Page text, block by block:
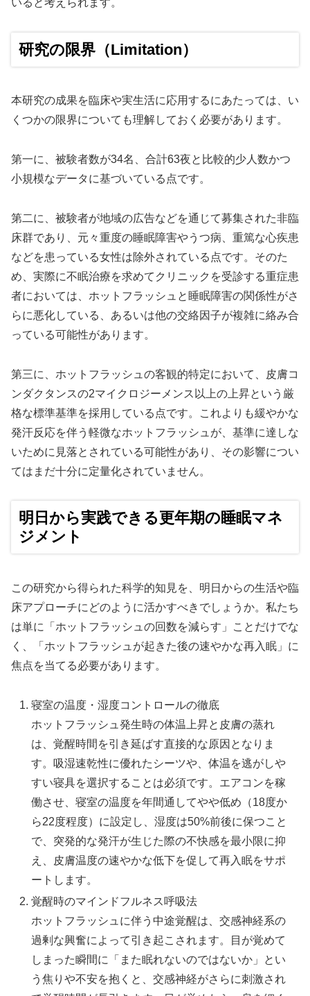
研究の限界（Limitation）
本研究の成果を臨床や実生活に応用するにあたっては、い
くつかの限界についても理解しておく必要があります。
第一に、被験者数が34名、合計63夜と比較的少人数かつ
小規模なデータに基づいている点です。
第二に、被験者が地域の広告などを通じて募集された非臨
床群であり、元々重度の睡眠障害やうつ病、重篤な心疾患
などを患っている女性は除外されている点です。そのた
め、実際に不眠治療を求めてクリニックを受診する重症患
者においては、ホットフラッシュと睡眠障害の関係性がさ
らに悪化している、あるいは他の交絡因子が複雑に絡み合
っている可能性があります。
第三に、ホットフラッシュの客観的特定において、皮膚コ
ンダクタンスの2マイクロジーメンス以上の上昇という厳
格な標準基準を採用している点です。これよりも緩やかな
発汗反応を伴う軽微なホットフラッシュが、基準に達しな
いために見落とされている可能性があり、その影響につい
てはまだ十分に定量化されていません。
明日から実践できる更年期の睡眠マネ
ジメント
この研究から得られた科学的知見を、明日からの生活や臨
床アプローチにどのように活かすべきでしょうか。私たち
は単に「ホットフラッシュの回数を減らす」ことだけでな
く、「ホットフラッシュが起きた後の速やかな再入眠」に
焦点を当てる必要があります。
寝室の温度・湿度コントロールの徹底
ホットフラッシュ発生時の体温上昇と皮膚の蒸れ
は、覚醒時間を引き延ばす直接的な原因となりま
す。吸湿速乾性に優れたシーツや、体温を逃がしや
すい寝具を選択することは必須です。エアコンを稼
働させ、寝室の温度を年間通してやや低め（18度か
ら22度程度）に設定し、湿度は50%前後に保つこと
で、突発的な発汗が生じた際の不快感を最小限に抑
え、皮膚温度の速やかな低下を促して再入眠をサポ
ートします。
覚醒時のマインドフルネス呼吸法
ホットフラッシュに伴う中途覚醒は、交感神経系の
過剰な興奮によって引き起こされます。目が覚めて
しまった瞬間に「また眠れないのではないか」とい
う焦りや不安を抱くと、交感神経がさらに刺激され